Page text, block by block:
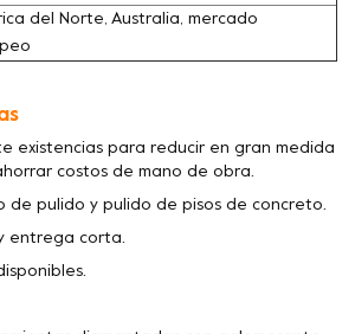
del Norte, Australia, mercado
existencias para reducir en gran medida
costos de mano de obra.
de pulido y pulido de pisos de concreto.
entrega corta.